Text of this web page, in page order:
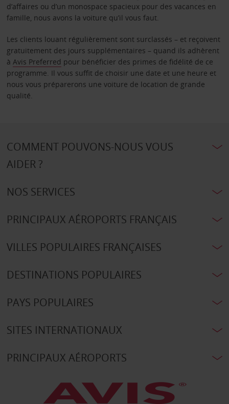
d’affaires ou d’un monospace spacieux pour des vacances en
famille, nous avons la voiture qu’il vous faut.
Les clients louant régulièrement sont surclassés – et reçoivent
gratuitement des jours supplémentaires – quand ils adhèrent
à Avis Preferred pour bénéficier des primes de fidélité de ce
programme. Il vous suffit de choisir une date et une heure et
nous vous préparerons une voiture de location de grande
qualité.
COMMENT POUVONS-NOUS VOUS
AIDER ?
NOS SERVICES
PRINCIPAUX AÉROPORTS FRANÇAIS
VILLES POPULAIRES FRANÇAISES
DESTINATIONS POPULAIRES
PAYS POPULAIRES
SITES INTERNATIONAUX
PRINCIPAUX AÉROPORTS